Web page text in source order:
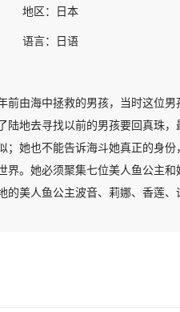
地区： 日本
语言： 日语
前由海中拯救的男孩，当时这位
地去寻找以前的男孩要回真珠
她也不能告诉海斗她真正的身
。她必须聚集七位美人鱼公主
的美人鱼公主波音、莉娜、香莲